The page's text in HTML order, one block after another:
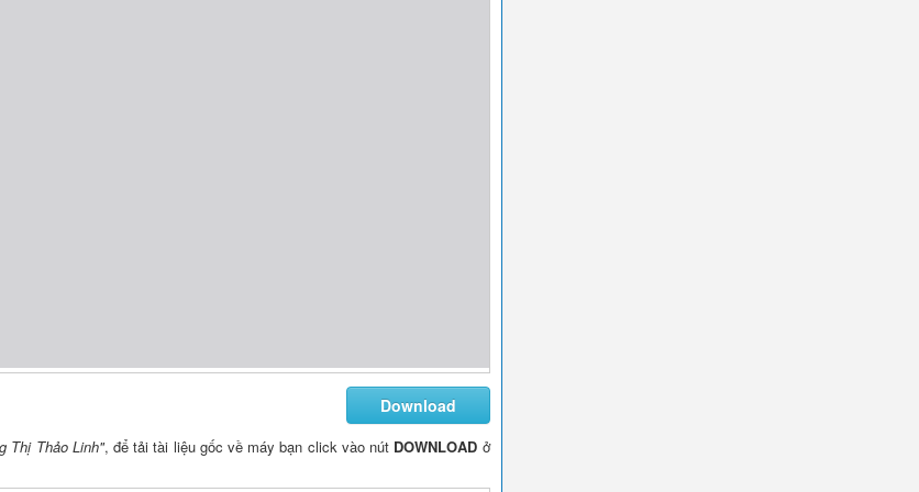
Download
Thị Thảo Linh", để tải tài liệu gốc về máy bạn click vào nút DOWNLOAD ở